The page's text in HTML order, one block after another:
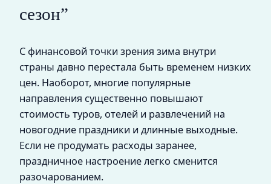
сезон”
С финансовой точки зрения зима внутри
страны давно перестала быть временем низких
цен. Наоборот, многие популярные
направления существенно повышают
стоимость туров, отелей и развлечений на
новогодние праздники и длинные выходные.
Если не продумать расходы заранее,
праздничное настроение легко сменится
разочарованием.